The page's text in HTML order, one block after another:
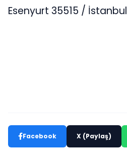
Esenyurt 35515 / İstanbul
Facebook X (Paylaş)